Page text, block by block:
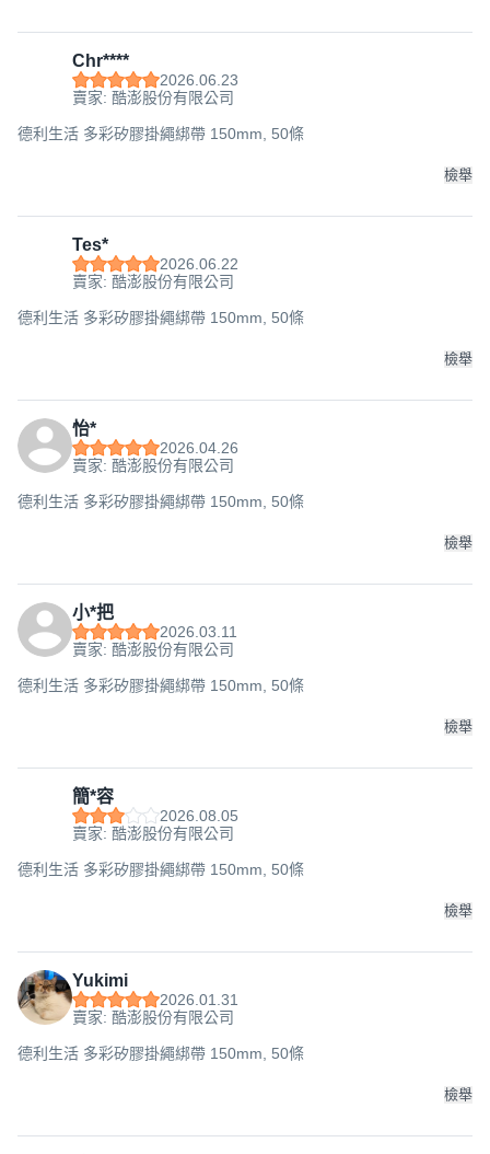
Chr****
2026.06.23
賣家: 酷澎股份有限公司
德利生活 多彩矽膠掛繩綁帶 150mm, 50條
檢舉
Tes*
2026.06.22
賣家: 酷澎股份有限公司
德利生活 多彩矽膠掛繩綁帶 150mm, 50條
檢舉
怡*
2026.04.26
賣家: 酷澎股份有限公司
德利生活 多彩矽膠掛繩綁帶 150mm, 50條
檢舉
小*把
2026.03.11
賣家: 酷澎股份有限公司
德利生活 多彩矽膠掛繩綁帶 150mm, 50條
檢舉
簡*容
2026.08.05
賣家: 酷澎股份有限公司
德利生活 多彩矽膠掛繩綁帶 150mm, 50條
檢舉
Yukimi
2026.01.31
賣家: 酷澎股份有限公司
德利生活 多彩矽膠掛繩綁帶 150mm, 50條
檢舉